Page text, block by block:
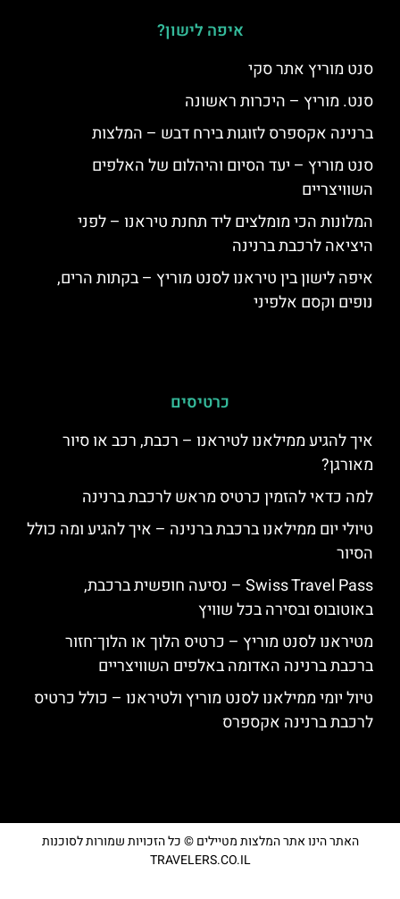
איפה לישון?
סנט מוריץ אתר סקי
סנט. מוריץ – היכרות ראשונה
ברנינה אקספרס לזוגות בירח דבש – המלצות
סנט מוריץ – יעד הסיום והיהלום של האלפים
השוויצריים
המלונות הכי מומלצים ליד תחנת טיראנו – לפני
היציאה לרכבת ברנינה
איפה לישון בין טיראנו לסנט מוריץ – בקתות הרים,
נופים וקסם אלפיני
כרטיסים
איך להגיע ממילאנו לטיראנו – רכבת, רכב או סיור
מאורגן?
למה כדאי להזמין כרטיס מראש לרכבת ברנינה
טיולי יום ממילאנו ברכבת ברנינה – איך להגיע ומה כולל
הסיור
Swiss Travel Pass – נסיעה חופשית ברכבת,
באוטובוס ובסירה בכל שוויץ
מטיראנו לסנט מוריץ – כרטיס הלוך או הלוך־חזור
ברכבת ברנינה האדומה באלפים השוויצריים
טיול יומי ממילאנו לסנט מוריץ ולטיראנו – כולל כרטיס
לרכבת ברנינה אקספרס
האתר הינו אתר המלצות מטיילים © כל הזכויות שמורות לסוכנות
TRAVELERS.CO.IL